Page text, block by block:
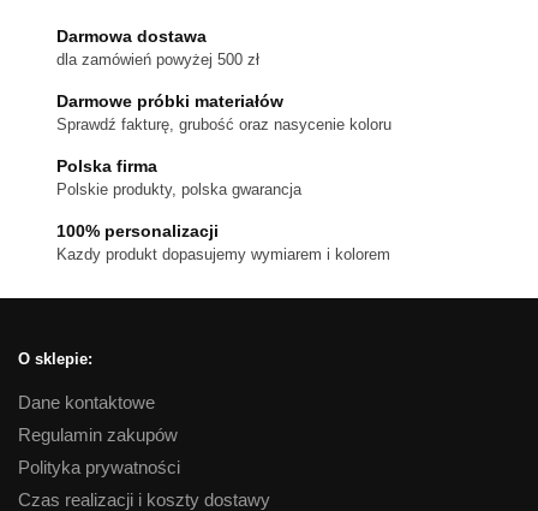
można
wybrać
na
produktu
Darmowa dostawa
dla zamówień powyżej 500 zł
Darmowe próbki materiałów
Sprawdź fakturę, grubość oraz nasycenie koloru
Polska firma
Polskie produkty, polska gwarancja
100% personalizacji
Kazdy produkt dopasujemy wymiarem i kolorem
O sklepie:
Dane kontaktowe
Regulamin zakupów
Polityka prywatności
Czas realizacji i koszty dostawy